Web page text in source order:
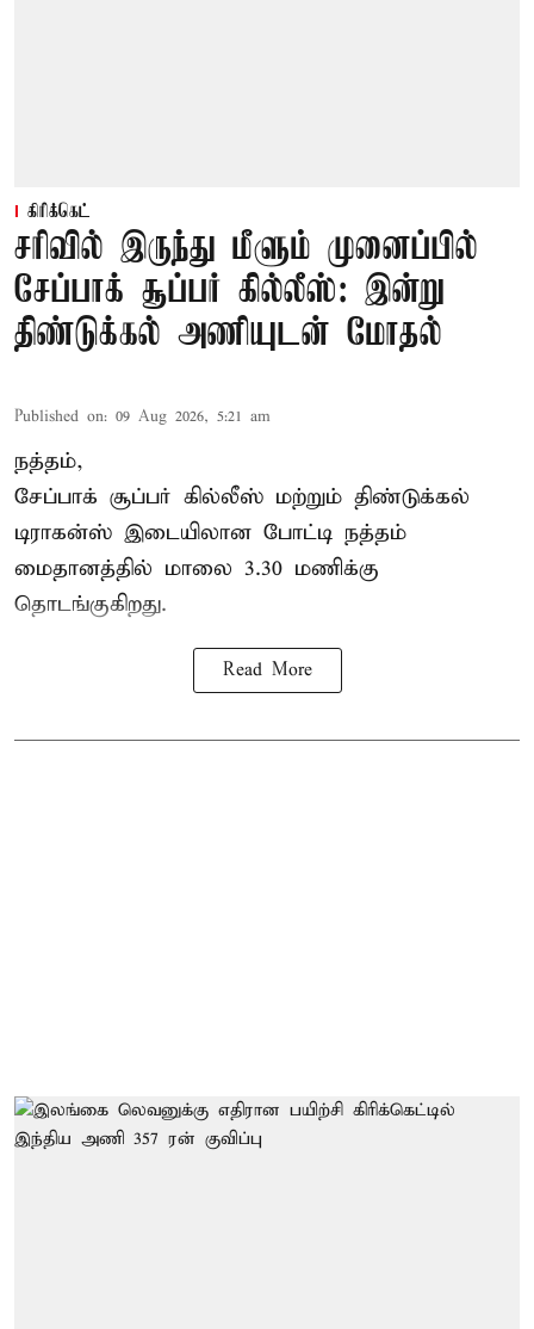
கிரிக்கெட்
சரிவில் இருந்து மீளும் முனைப்பில்
சேப்பாக் சூப்பர் கில்லீஸ்: இன்று
திண்டுக்கல் அணியுடன் மோதல்
Published on: 09 Aug 2026, 5:21 am
நத்தம்,
சேப்பாக் சூப்பர் கில்லீஸ் மற்றும் திண்டுக்கல்
டிராகன்ஸ் இடையிலான போட்டி நத்தம்
மைதானத்தில் மாலை 3.30 மணிக்கு
தொடங்குகிறது.
Read More